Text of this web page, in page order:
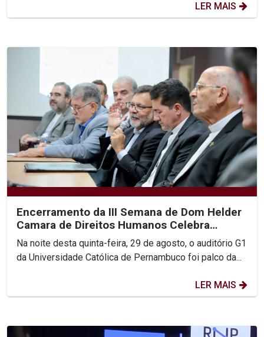
LER MAIS
Encerramento da III Semana de Dom Helder
Camara de Direitos Humanos Celebra
Compromisso com a...
Na noite desta quinta-feira, 29 de agosto, o auditório G1
da Universidade Católica de Pernambuco foi palco da...
LER MAIS